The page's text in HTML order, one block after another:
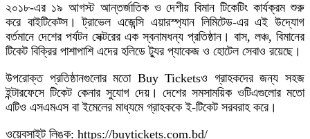
২০১৮-এর ১৯ আগস্ট আন্তর্জাতিক ও দেশীয় বিমান টিকেটিং কার্যক্রম শুরু
করে বাইটিকেট্স। ট্রাভেল এজেন্সি এয়ারস্প্যান লিমিটেড-এর এই উদ্যোগ
বর্তমানে দেশের পর্যটন সেক্টরের এক স্বনামধন্য প্রতিষ্ঠান। বাস, লঞ্চ, বিমানের
টিকেট বিক্রির পাশাপাশি এদের হলিডে ট্যুর প্যাকেজ ও হোটেল সেবাও রয়েছে।
উপরোক্ত প্রতিষ্ঠানগুলোর মতো Buy Ticketsও গ্রাহকদের জন্য সহজ
ইন্টারফেসে টিকেট কেনার সুযোগ দেয়। দেশের সমসাময়িক ওটিএগুলোর মতো
এটিও এসএমএস বা ইমেলের মাধ্যমে গ্রাহককে ই-টিকেট সরবরাহ করে।
ওয়েবসাইট লিঙ্ক: https://buytickets.com.bd/